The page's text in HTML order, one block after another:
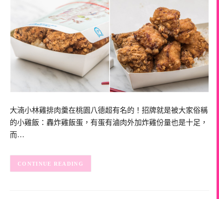
大湳小林雞排肉羹在桃園八德超有名的！招牌就是被大家俗稱
的小雞飯：轟炸雞飯蛋，有蛋有滷肉外加炸雞份量也是十足，
而…
CONTINUE READING